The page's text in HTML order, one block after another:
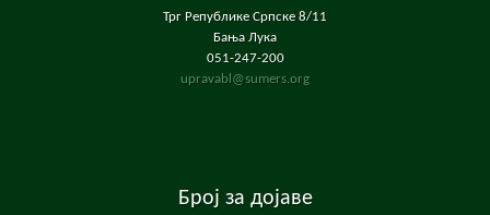
Трг Републике Српске 8/11
Бања Лука
051-247-200
upravabl@sumers.org
Број за дојаве